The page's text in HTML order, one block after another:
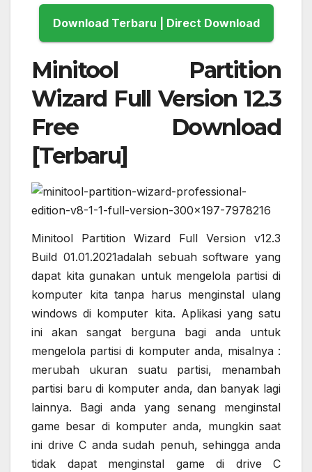
Download Terbaru | Direct Download
Minitool Partition
Wizard Full Version 12.3
Free Download
[Terbaru]
Minitool Partition Wizard Full Version v12.3
Build 01.01.2021adalah sebuah software yang
dapat kita gunakan untuk mengelola partisi di
komputer kita tanpa harus menginstal ulang
windows di komputer kita. Aplikasi yang satu
ini akan sangat berguna bagi anda untuk
mengelola partisi di komputer anda, misalnya :
merubah ukuran suatu partisi, menambah
partisi baru di komputer anda, dan banyak lagi
lainnya. Bagi anda yang senang menginstal
game besar di komputer anda, mungkin saat
ini drive C anda sudah penuh, sehingga anda
tidak dapat menginstal game di drive C